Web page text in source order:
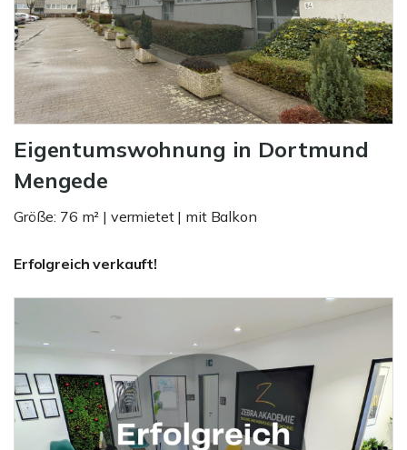
Eigentumswohnung in Dortmund
Mengede
Größe: 76 m² | vermietet | mit Balkon
Erfolgreich verkauft!